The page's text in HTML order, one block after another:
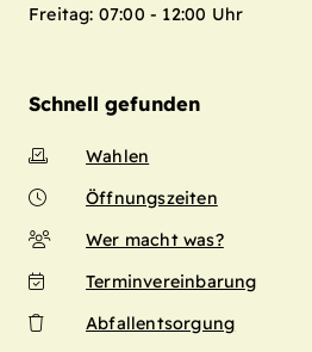
Freitag: 07:00 - 12:00 Uhr
Schnell gefunden
Wahlen
Öffnungszeiten
Wer macht was?
Terminvereinbarung
Abfallentsorgung